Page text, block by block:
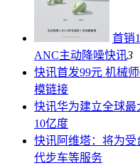
首销
ANC主动降噪快讯3
快讯首发99元 机械
模链接
快讯华为建立全球最
10亿度
快讯阿维塔：将为
代步车等服务